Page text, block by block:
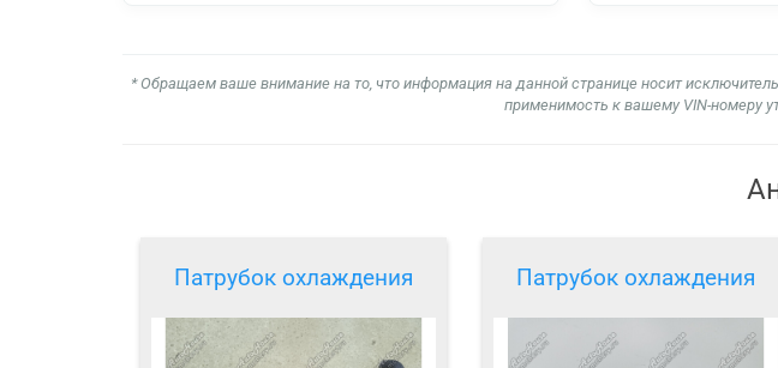
* Обращаем ваше внимание на то, что информация на данной странице носит
применимость к вашему VIN-номеру
Патрубок охлаждения Патрубок охлаждения